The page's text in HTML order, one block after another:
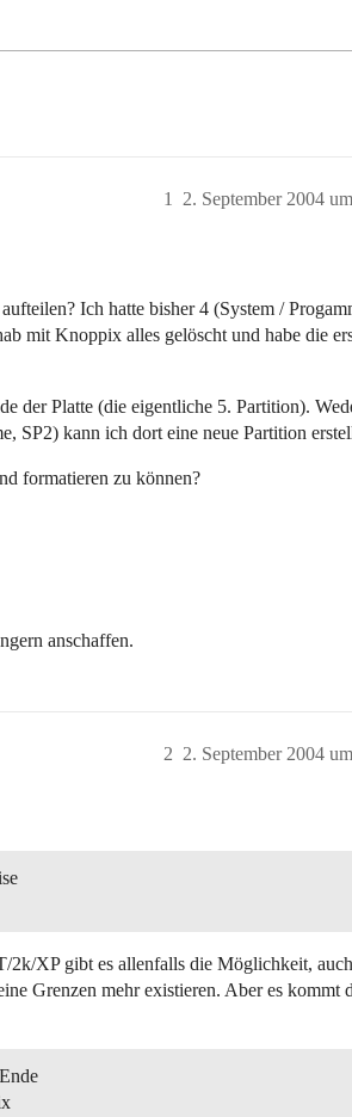
2. September 2004
1
Ich hatte bisher 4 (System /
mit Knoppix alles gelöscht und habe die
der Platte (die eigentliche 5. Partition).
SP2) kann ich dort eine neue Partition
formatieren zu können?
anschaffen.
2. September 2004
2
2k/XP gibt es allenfalls die Möglichkeit,
Grenzen mehr existieren. Aber es kommt